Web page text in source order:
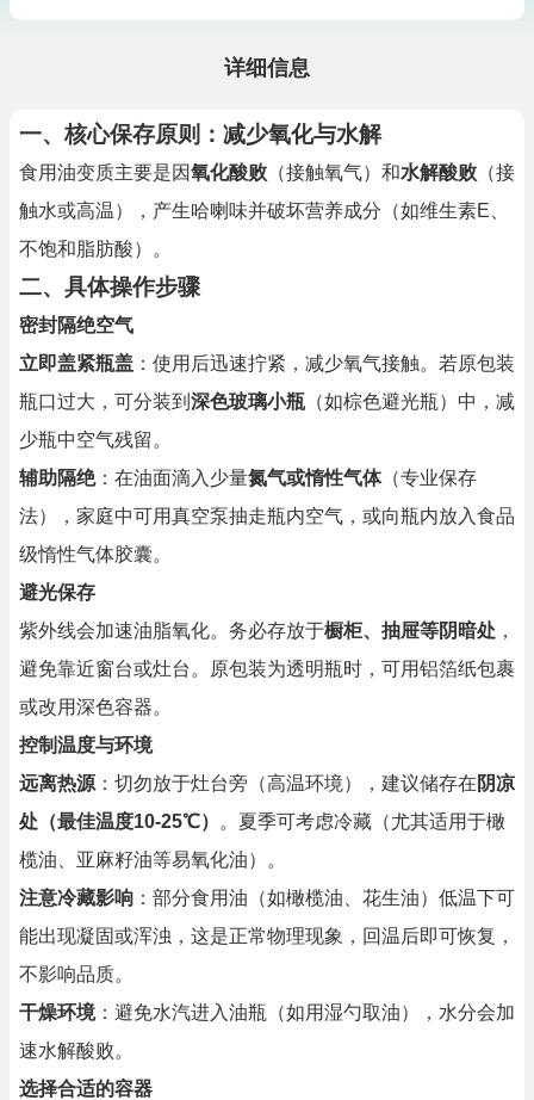
详细信息
一、核心保存原则：减少氧化与水解
食用油变质主要是因氧化酸败 （接触氧气）和水解酸败 （接
触水或高温），产生哈喇味并破坏营养成分（如维生素E、
不饱和脂肪酸）。
二、具体操作步骤
密封隔绝空气
立即盖紧瓶盖 ：使用后迅速拧紧，减少氧气接触。若原包装
瓶口过大，可分装到 深色玻璃小瓶 （如棕色避光瓶）中，减
少瓶中空气残留。
辅助隔绝：在油面滴入少量氮气或惰性气体（专业保存
法），家庭中可用真空泵抽走瓶内空气，或向瓶内放入食品
级惰性气体胶囊。
避光保存
紫外线会加速油脂氧化。务必存放于橱柜、抽屉等阴暗处 ，
避免靠近窗台或灶台。原包装为透明瓶时，可用铝箔纸包裹
或改用深色容器。
控制温度与环境
远离热源 ：切勿放于灶台旁（高温环境），建议储存在 阴凉
处（最佳温度10-25℃）
。夏季可考虑冷藏（尤其适用于橄
榄油、亚麻籽油等易氧化油）。
注意冷藏影响 ：部分食用油（如橄榄油、花生油）低温下可
能出现凝固或浑浊，这是正常物理现象，回温后即可恢复，
不影响品质。
干燥环境：避免水汽进入油瓶（如用湿勺取油），水分会加
速水解酸败。
选择合适的容器